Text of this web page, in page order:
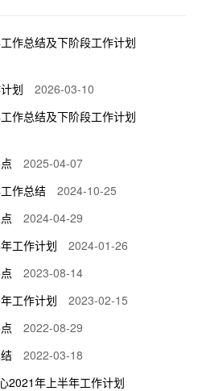
作总结及下阶段工作计划
划
2026-03-10
作总结及下阶段工作计划
2025-04-07
作总结
2024-10-25
2024-04-29
工作计划
2024-01-26
2023-08-14
工作计划
2023-02-15
2022-08-29
2022-03-18
2021年上半年工作计划